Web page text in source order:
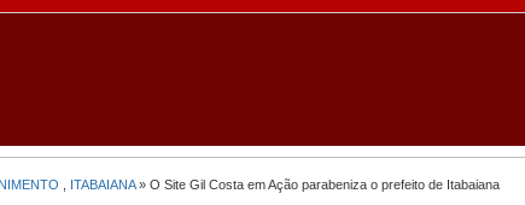
ITABAIANA» O Site Gil Costa em Ação parabeniza o prefeito de Itabaiana